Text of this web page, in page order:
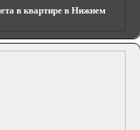
в квартире в Нижнем